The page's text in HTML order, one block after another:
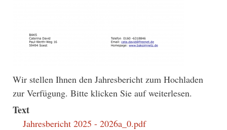
Wir stellen Ihnen den Jahresbericht zum Hochladen
zur Verfügung. Bitte klicken Sie auf weiterlesen.
Text
Jahresbericht 2025 - 2026a_0.pdf